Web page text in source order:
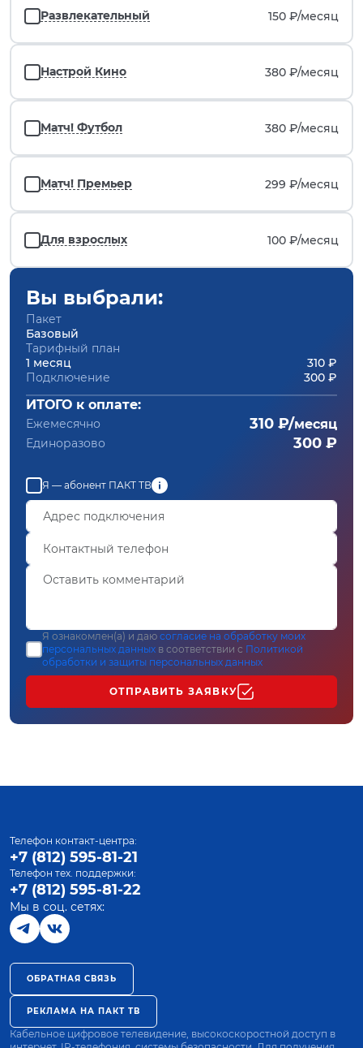
Развлекательный 150 ₽/месяц
Настрой Кино 380 ₽/месяц
Матч! Футбол 380 ₽/месяц
Матч! Премьер 299 ₽/месяц
Для взрослых 100 ₽/месяц
Вы выбрали:
Пакет
Базовый
Тарифный план
1 месяц
310 ₽
Подключение
300 ₽
ИТОГО к оплате:
Ежемесячно 310 ₽/месяц
Единоразово 300 ₽
Я — абонент ПАКТ ТВ
Я ознакомлен(а) и даю согласие на обработку моих
персональных данных в соответствии с Политикой
обработки и защиты персональных данных
ОТПРАВИТЬ ЗАЯВКУ
Телефон контакт-центра:
+7 (812) 595-81-21
Телефон тех. поддержки:
+7 (812) 595-81-22
Мы в соц. сетях:
ОБРАТНАЯ СВЯЗЬ
РЕКЛАМА НА ПАКТ ТВ
Кабельное цифровое телевидение, высокоскоростной доступ в